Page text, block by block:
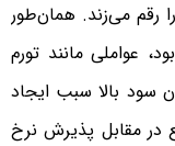
رقم می‌زند. همان‌طور
عواملی مانند تورم
سود بالا سبب ایجاد
مقابل پذیرش نرخ